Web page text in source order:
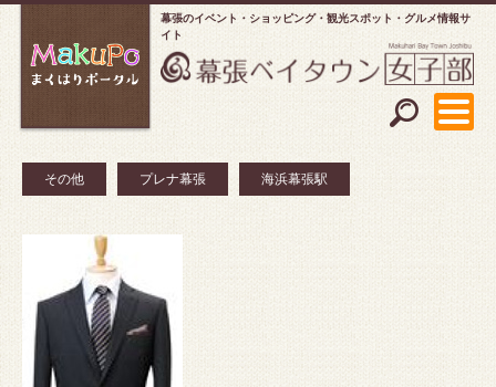
幕張のイベント・ショッピング
観光スポット・グルメ情報サ
イト
その他 プレナ幕張 海浜幕張駅